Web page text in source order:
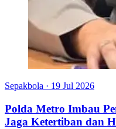
Sepakbola · 19 Jul 2026
Polda Metro Imbau
Jaga Ketertiban dan